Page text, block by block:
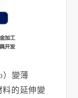
）變薄
料的延伸變